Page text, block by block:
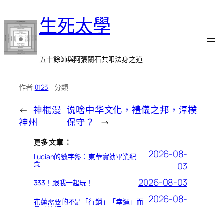
至
主
要
內
生死太學
五十餘師與阿張蘭石共叩法身之道
作者:0123 分類:
← 神棍漫
神州
说啥中华文化，禮儀之邦，淳樸
保守？
→
更多文章：
Lucian的數字盤：東華實幼畢業紀
念
2026-08-
03
333！跟我一起玩！ 2026-08-03
花蓮需要的不是「行銷」「幸運」而
2026-08-